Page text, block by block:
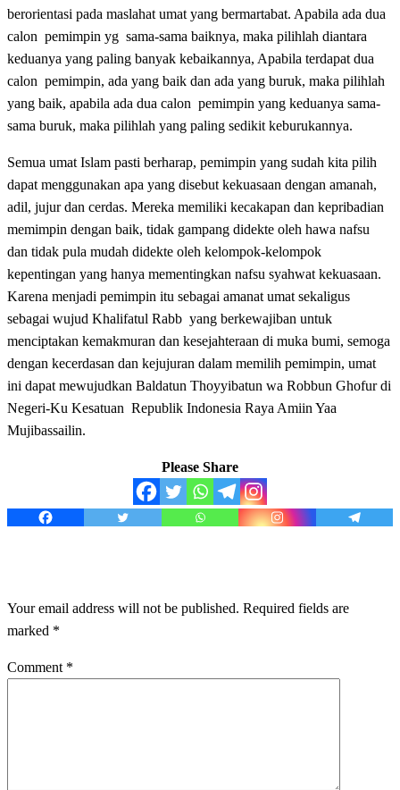
berorientasi pada maslahat umat yang bermartabat. Apabila ada dua
calon pemimpin yg sama-sama baiknya, maka pilihlah diantara
keduanya yang paling banyak kebaikannya, Apabila terdapat dua
calon pemimpin, ada yang baik dan ada yang buruk, maka pilihlah
yang baik, apabila ada dua calon pemimpin yang keduanya sama-
sama buruk, maka pilihlah yang paling sedikit keburukannya.
Semua umat Islam pasti berharap, pemimpin yang sudah kita pilih
dapat menggunakan apa yang disebut kekuasaan dengan amanah,
adil, jujur dan cerdas. Mereka memiliki kecakapan dan kepribadian
memimpin dengan baik, tidak gampang didekte oleh hawa nafsu
dan tidak pula mudah didekte oleh kelompok-kelompok
kepentingan yang hanya mementingkan nafsu syahwat kekuasaan.
Karena menjadi pemimpin itu sebagai amanat umat sekaligus
sebagai wujud Khalifatul Rabb yang berkewajiban untuk
menciptakan kemakmuran dan kesejahteraan di muka bumi, semoga
dengan kecerdasan dan kejujuran dalam memilih pemimpin, umat
ini dapat mewujudkan Baldatun Thoyyibatun wa Robbun Ghofur di
Negeri-Ku Kesatuan Republik Indonesia Raya Amiin Yaa
Mujibassailin.
Please Share
Your email address will not be published. Required fields are
marked *
Comment *